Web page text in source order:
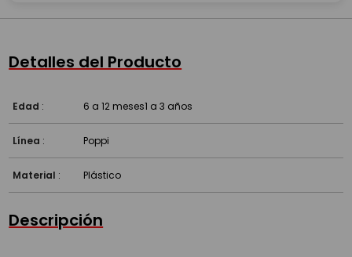
Detalles del Producto
Edad : 6 a 12 meses1 a 3 años
Línea : Poppi
Material : Plástico
Descripción